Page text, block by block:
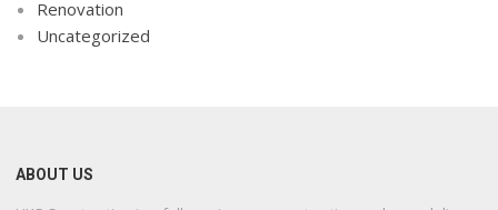
Renovation
Uncategorized
ABOUT US